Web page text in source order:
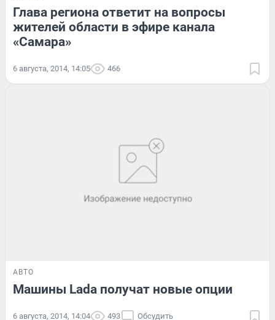
Глава региона ответит на вопросы
жителей области в эфире канала
«Самара»
6 августа, 2014, 14:05 466
АВТО
Машины Lada получат новые опции
6 августа, 2014, 14:04 493 Обсудить